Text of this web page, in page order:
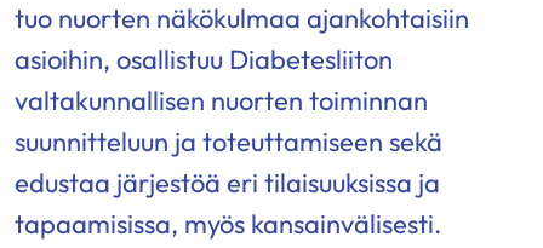
tuo nuorten näkökulmaa ajankohtaisiin
asioihin, osallistuu Diabetesliiton
valtakunnallisen nuorten toiminnan
suunnitteluun ja toteuttamiseen sekä
edustaa järjestöä eri tilaisuuksissa ja
tapaamisissa, myös kansainvälisesti.